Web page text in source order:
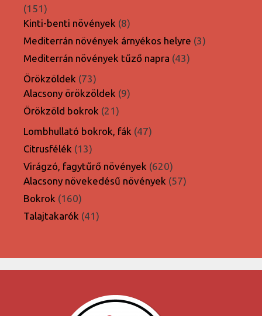
151151
termék
Kinti-benti növények 88
termék
Mediterrán növények árnyékos helyre 33
Mediterrán növények tűző napra 4343
Örökzöldek 7373
termék
Alacsony örökzöldek 99
Örökzöld bokrok 2121
termék
Lombhullató bokrok, fák 4747
Citrusfélék 1313
termék
Virágzó, fagytűrő növények 620620
termék
Alacsony növekedésű növények 5757
Bokrok 160160
termék
Talajtakarók 4141